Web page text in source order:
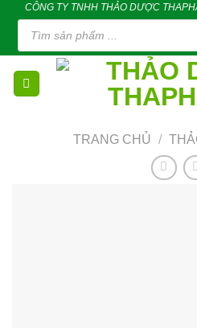
content
CÔNG TY TNHH THẢO DƯỢC
Tìm
kiếm
phẩm
TRANG CHỦ /